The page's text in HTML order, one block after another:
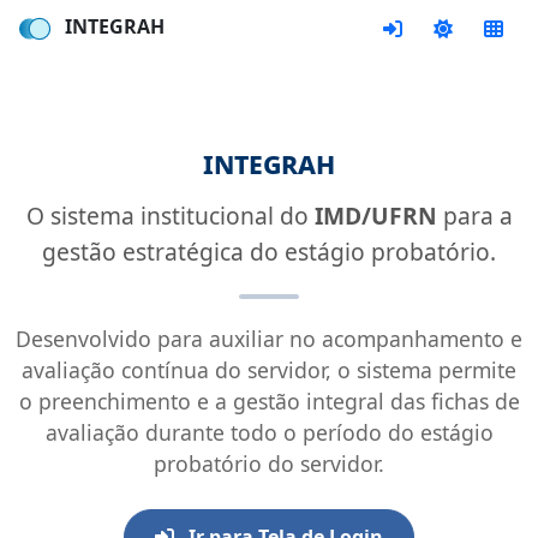
INTEGRAH
integrah
O sistema institucional do IMD/UFRN para a
gestão estratégica do estágio probatório.
Desenvolvido para auxiliar no acompanhamento e
avaliação contínua do servidor, o sistema permite
o preenchimento e a gestão integral das fichas de
avaliação durante todo o período do estágio
probatório do servidor.